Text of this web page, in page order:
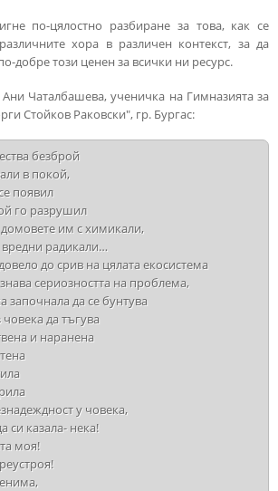
по-цялостно разбиране за това, как се
хора в различен контекст, за да
добре този ценен за всички ни ресурс.
Чаталбашева, ученичка на Гимназията за
Стойков Раковски", гр. Бургас:
безброй
в покой,
появил
го разрушил
им с химикали,
радикали…
до срив на цялата екосистема
сериозността на проблема,
започнала да се бунтува
човека да тъгува
и наранена
у човека,
си казала- нека!
моя!